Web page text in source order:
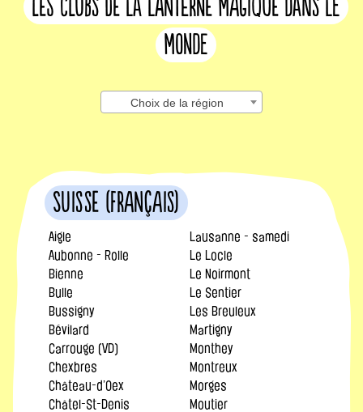
les clubs de la lanterne magique dans le
monde
Choix de la région
Suisse (français)
Aigle
Aubonne - Rolle
Bienne
Bulle
Bussigny
Bévilard
Carrouge (VD)
Chexbres
Château-d’Oex
Châtel-St-Denis
Lausanne - samedi
Le Locle
Le Noirmont
Le Sentier
Les Breuleux
Martigny
Monthey
Montreux
Morges
Moutier